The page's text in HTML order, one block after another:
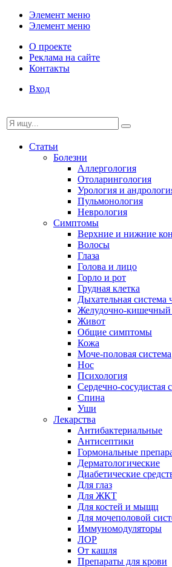
Элемент меню
Элемент меню
О проекте
Реклама на сайте
Контакты
Вход
Статьи
Болезни
Аллергология
Отоларингология
Урология и
Пульмонология
Неврология
Симптомы
Верхние и нижние
Волосы
Глаза
Голова и лицо
Горло и рот
Грудная клетка
Дыхательная система
Желудочно-кишечный
Живот
Общие симптомы
Кожа
Моче-половая система
Нос
Психология
Сердечно-сосудистая
Спина
Уши
Лекарства
Антибактериальные
Антисептики
Гормональные
Дерматологические
Диабетические
Для глаз
Для ЖКТ
Для костей и мыщц
Для мочеполовой
Иммуномодуляторы
ЛОР
От кашля
Препараты для крови